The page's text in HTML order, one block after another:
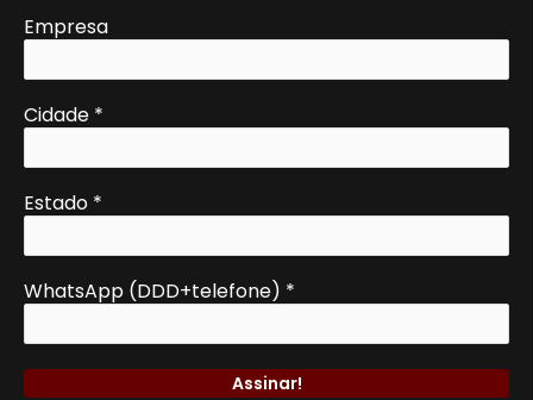
Empresa
Cidade *
Estado *
WhatsApp (DDD+telefone) *